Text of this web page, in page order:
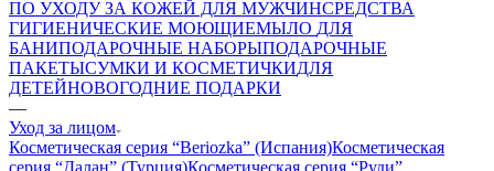
ПО УХОДУ ЗА КОЖЕЙ ДЛЯ МУЖЧИНСРЕДСТВА
ГИГИЕНИЧЕСКИЕ МОЮЩИЕМЫЛО ДЛЯ
БАНИПОДАРОЧНЫЕ НАБОРЫПОДАРОЧНЫЕ
ПАКЕТЫСУМКИ И КОСМЕТИЧКИДЛЯ
ДЕТЕЙНОВОГОДНИЕ ПОДАРКИ
—
Уход за лицом
Косметическая серия “Beriozka” (Испания)Косметическая
серия “Далан” (Турция)Косметическая серия “Руди”